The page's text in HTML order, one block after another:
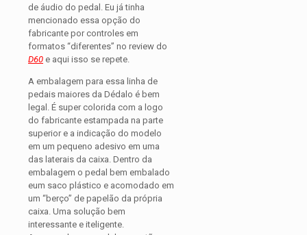
de áudio do pedal. Eu já tinha
mencionado essa opção do
fabricante por controles em
formatos “diferentes” no review do
D60 e aqui isso se repete.
A embalagem para essa linha de
pedais maiores da Dédalo é bem
legal. É super colorida com a logo
do fabricante estampada na parte
superior e a indicação do modelo
em um pequeno adesivo em uma
das laterais da caixa. Dentro da
embalagem o pedal bem embalado
eum saco plástico e acomodado em
um “berço” de papelão da própria
caixa. Uma solução bem
interessante e iteligente.